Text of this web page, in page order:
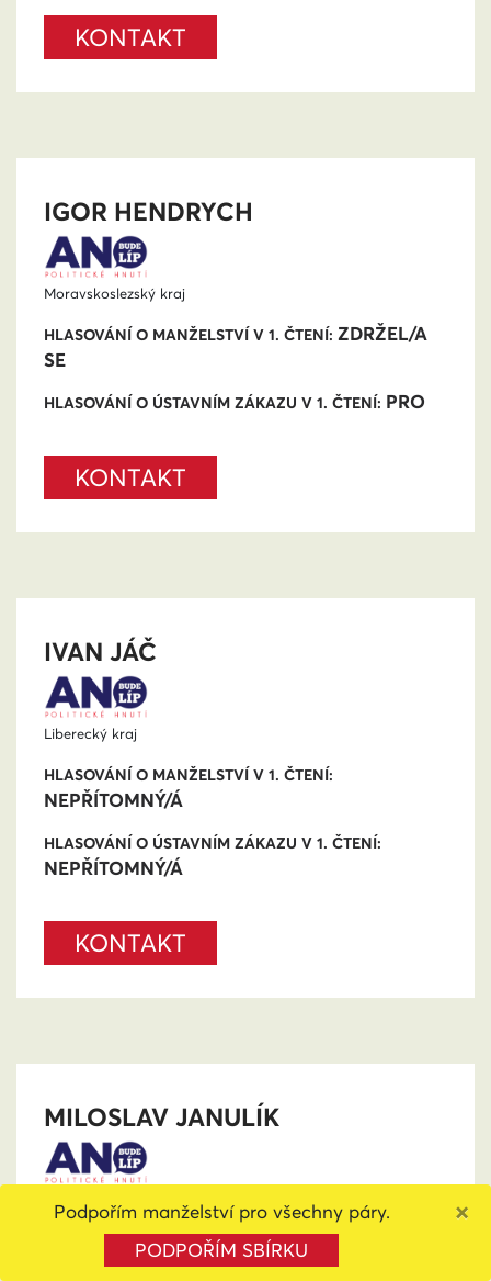
KONTAKT
IGOR HENDRYCH
Moravskoslezský kraj
HLASOVÁNÍ O MANŽELSTVÍ V 1. ČTENÍ: ZDRŽEL/A
SE
HLASOVÁNÍ O ÚSTAVNÍM ZÁKAZU V 1. ČTENÍ: PRO
KONTAKT
IVAN JÁČ
Liberecký kraj
HLASOVÁNÍ O MANŽELSTVÍ V 1. ČTENÍ:
NEPŘÍTOMNÝ/Á
HLASOVÁNÍ O ÚSTAVNÍM ZÁKAZU V 1. ČTENÍ:
NEPŘÍTOMNÝ/Á
KONTAKT
MILOSLAV JANULÍK
HLASOVÁNÍ O MANŽELSTVÍ V 1. ČTENÍ:
ZDRŽEL/A
Podpořím manželství pro všechny páry.
PODPOŘÍM SBÍRKU
×